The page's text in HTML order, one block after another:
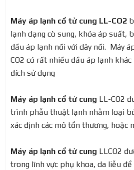
Máy áp lạnh cổ tử cung LL-CO2
lạnh dạng cò sung, khóa áp suất,
đầu áp lạnh nối với dây nối. Máy
CO2 có rất nhiều đầu áp lạnh
đích sử dụng
Máy áp lạnh cổ tử cung LL-CO2
trình phẫu thuật lạnh nhằm loại
xác định các mô tổn thương, hoặc
Máy áp lạnh cổ tử cung LLCO2
trong lĩnh vực phụ khoa, da liễu